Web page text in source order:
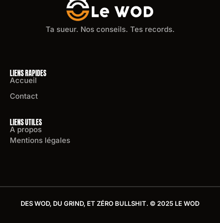
Ta sueur. Nos conseils. Tes records.
LIENS RAPIDES
Accueil
Contact
LIENS UTILES
A propos
Mentions légales
DES WOD, DU GRIND, ET ZÉRO BULLSHIT. © 2025 LE WOD